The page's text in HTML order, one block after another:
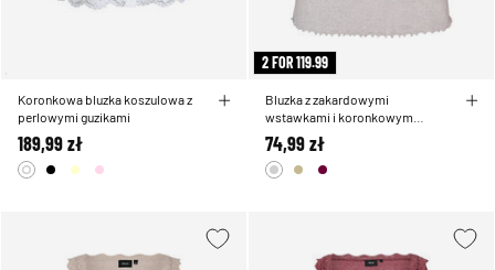
Koronkowa bluzka koszulowa z
perlowymi guzikami
189,99 zł
2 FOR 119.99
Bluzka z zakardowymi
wstawkami i koronkowym
wykonczeniem
74,99 zł